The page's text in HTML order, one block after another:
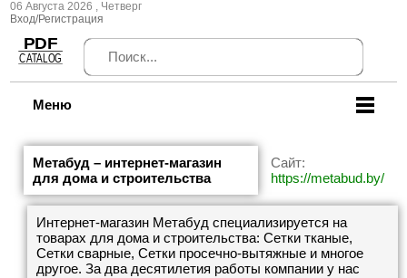
06 Августа 2026 , Четверг
Вход/Регистрация
Меню
Метабуд – интернет-магазин
для дома и строительства
Сайт:
https://metabud.by/
Интернет-магазин Метабуд специализируется на
товарах для дома и строительства: Сетки тканые,
Сетки сварные, Сетки просечно-вытяжные и многое
другое. За два десятилетия работы компании у нас